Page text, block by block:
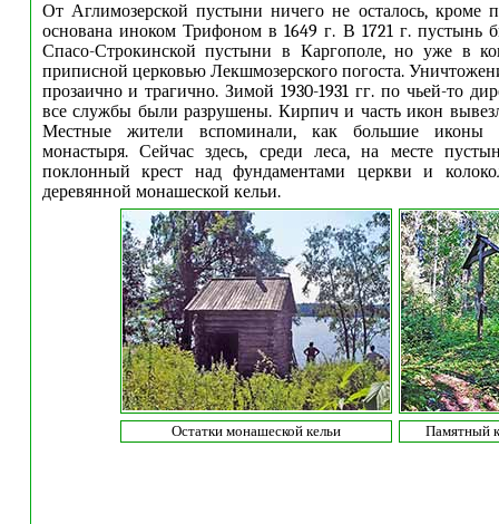
От Аглимозерской пустыни ничего не осталось, кроме
основана иноком Трифоном в 1649 г. В 1721 г. пустынь
Спасо-Строкинской пустыни в Каргополе, но уже в
приписной церковью Лекшмозерского погоста.
прозаично и трагично. Зимой 1930-1931 гг. по чьей-то
все службы были разрушены. Кирпич и часть икон
Местные жители вспоминали, как большие иконы
монастыря. Сейчас здесь, среди леса, на месте
поклонный крест над фундаментами церкви и
деревянной монашеской кельи.
Остатки монашеской кельи Памятный